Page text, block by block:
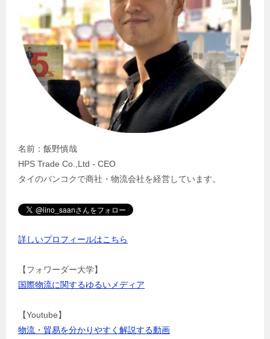
名前：飯野慎哉
HPS Trade Co.,Ltd - CEO
タイのバンコクで商社・物流会社を経営しています。
詳しいプロフィールはこちら
【フォワーダー大学】
国際物流に関するゆるいメディア
【Youtube】
物流・貿易を分かりやすく解説する動画